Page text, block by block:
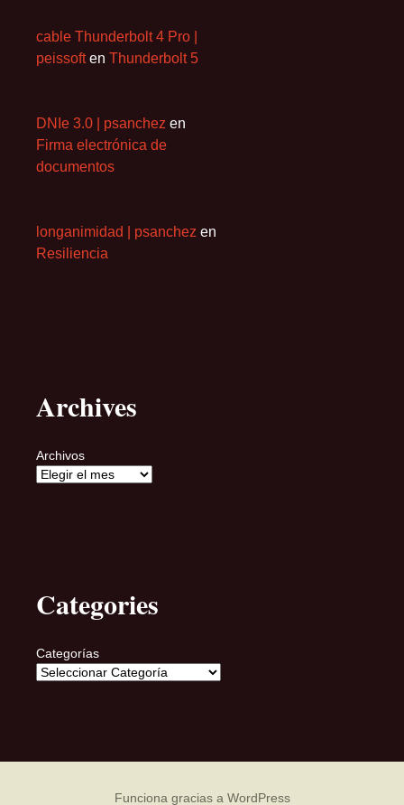
cable Thunderbolt 4 Pro |
peissoften Thunderbolt 5
DNIe 3.0 | psanchez en
Firma electrónica de
documentos
longanimidad | psanchez en
Resiliencia
Archives
Archivos
Categories
Categorías
Funciona gracias a WordPress